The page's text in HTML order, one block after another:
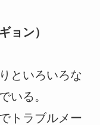
ョン）
といろいろな
いる。
トラブルメー